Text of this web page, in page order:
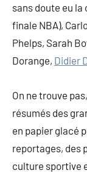
sans doute eu
finale NBA),
Phelps, Sarah
Dorange, Didier
On ne trouve
résumés des
en papier glacé
reportages, des
culture sportive